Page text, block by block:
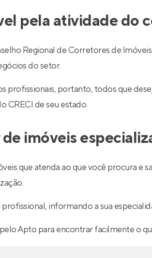
pela atividade do
Regional de Corretores de
do setor.
profissionais, portanto, todos que
CRECI de seu estado.
imóveis
que atenda ao que você procura e
informando a sua
Apto para encontrar facilmente o